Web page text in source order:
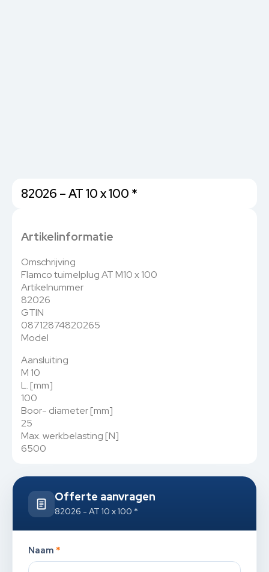
82026 – AT 10 x 100 *
Artikelinformatie
Omschrijving
Flamco tuimelplug AT M10 x 100
Artikelnummer
82026
GTIN
08712874820265
Model
Aansluiting
M 10
L. [mm]
100
Boor- diameter [mm]
25
Max. werkbelasting [N]
6500
Offerte aanvragen
82026 - AT 10 x 100 *
Naam *